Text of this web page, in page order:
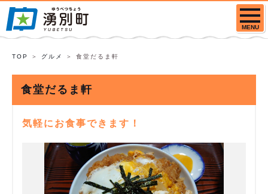
MENU
TOP グルメ 食堂だるま軒
食堂だるま軒
気軽にお食事できます！